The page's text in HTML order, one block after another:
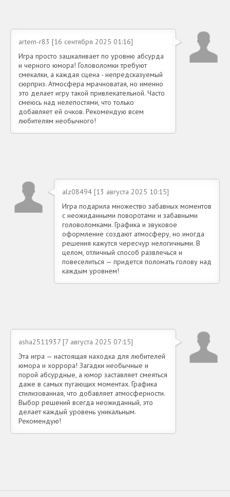
artem-r83 [16 сентября 2025 01:16]
Игра просто зашкаливает по уровню абсурда
и черного юмора! Головоломки требуют
смекалки, а каждая сцена - непредсказуемый
сюрприз. Атмосфера мрачноватая, но именно
это делает игру такой привлекательной. Часто
смеюсь над нелепостями, что только
добавляет ей очков. Рекомендую всем
любителям необычного!
alz08494 [13 августа 2025 10:15]
Игра подарила множество забавных моментов
с неожиданными поворотами и забавными
головоломками. Графика и звуковое
оформление создают атмосферу, но иногда
решения кажутся чересчур нелогичными. В
целом, отличный способ развлечься и
повеселиться — придется поломать голову над
каждым уровнем!
asha2511937 [7 августа 2025 07:15]
Эта игра — настоящая находка для любителей
юмора и хоррора! Загадки необычные и
порой абсурдные, а юмор заставляет смеяться
даже в самых пугающих моментах. Графика
стилизованная, что добавляет атмосферности.
Выбор решений всегда неожиданный, это
делает каждый уровень уникальным.
Рекомендую!